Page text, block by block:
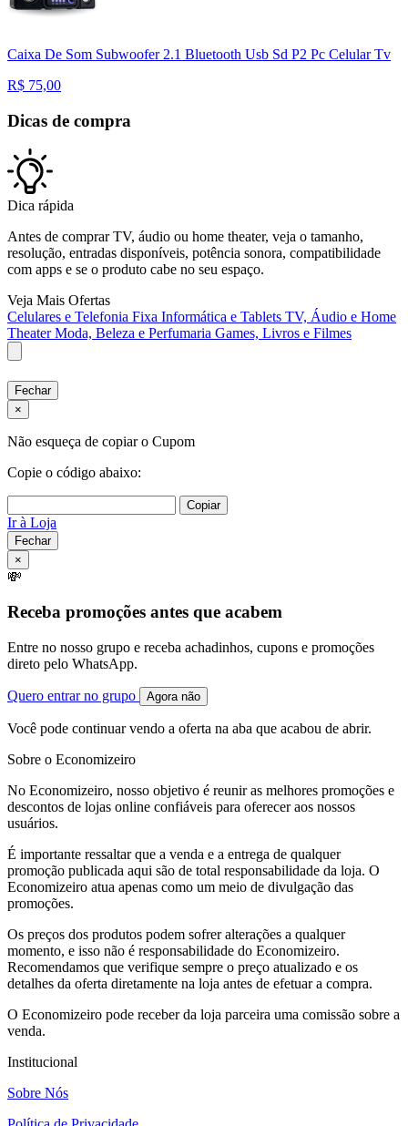
Caixa De Som Subwoofer 2.1 Bluetooth Usb Sd P2 Pc Celular Tv
R$ 75,00
Dicas de compra
Dica rápida
Antes de comprar TV, áudio ou home theater, veja o tamanho,
resolução, entradas disponíveis, potência sonora, compatibilidade
com apps e se o produto cabe no seu espaço.
Veja Mais Ofertas
Celulares e Telefonia Fixa Informática e Tablets TV, Áudio e Home
TheaterModa, Beleza e Perfumaria Games, Livros e Filmes
Fechar
×
Não esqueça de copiar o Cupom
Copie o código abaixo:
Copiar
Ir à Loja
Fechar
×
💸
Receba promoções antes que acabem
Entre no nosso grupo e receba achadinhos, cupons e promoções
direto pelo WhatsApp.
Quero entrar no grupo Agora não
Você pode continuar vendo a oferta na aba que acabou de abrir.
Sobre o Economizeiro
No Economizeiro, nosso objetivo é reunir as melhores promoções e
descontos de lojas online confiáveis para oferecer aos nossos
usuários.
É importante ressaltar que a venda e a entrega de qualquer
promoção publicada aqui são de total responsabilidade da loja. O
Economizeiro atua apenas como um meio de divulgação das
promoções.
Os preços dos produtos podem sofrer alterações a qualquer
momento, e isso não é responsabilidade do Economizeiro.
Recomendamos que verifique sempre o preço atualizado e os
detalhes da oferta diretamente na loja antes de efetuar a compra.
O Economizeiro pode receber da loja parceira uma comissão sobre a
venda.
Institucional
Sobre Nós